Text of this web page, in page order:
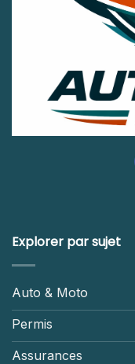
Explorer par sujet
Auto & Moto
Permis
Assurances